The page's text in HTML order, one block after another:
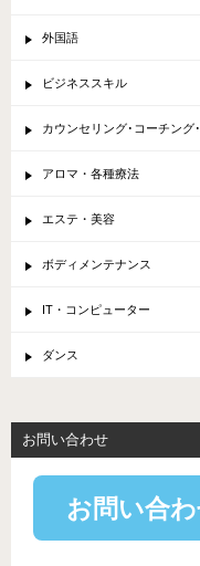
外国語
ビジネススキル
カウンセリング･コーチング
アロマ・各種療法
エステ・美容
ボディメンテナンス
IT・コンピューター
ダンス
お問い合わせ
お問い合